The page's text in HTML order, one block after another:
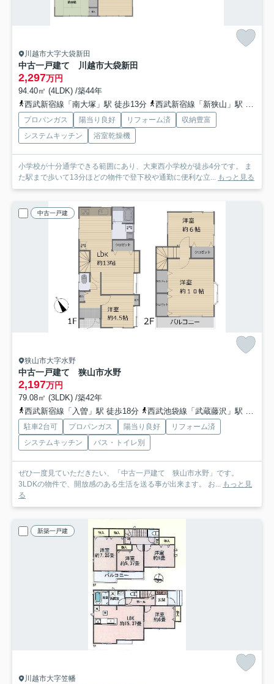
川越市大字大袋新田
中古一戸建て 川越市大袋新田
2,297万円
94.40㎡ (4LDK) /築44年
西武新宿線「南大塚」駅 徒歩13分
西武新宿線「新狭山」駅 徒歩35分
プロパンガス 陽当り良好 リフォーム済
収納豊富
システムキッチン
浴室乾燥機
小学校が十分通学できる範囲にあり、大東西小学校が徒歩4分です。 ま
た駅まで歩いて13分ほどの物件で登下校や通勤に便利な立... もっと見る
中古一戸建
狭山市大字水野
中古一戸建て 狭山市水野
2,197万円
79.08㎡ (3LDK) /築42年
西武新宿線「入曽」駅 徒歩18分
西武池袋線「武蔵藤沢」駅 徒歩41分
駐車2台可 プロパンガス 陽当り良好
リフォーム済
システムキッチン
バス・トイレ別
ぜひ一度見ていただきたい、「中古一戸建て 狭山市水野」です。
3LDKの物件で、開放感のある生活を送る事が出来ます。 お... もっと見
る
新築一戸建
川越市大字笠幡